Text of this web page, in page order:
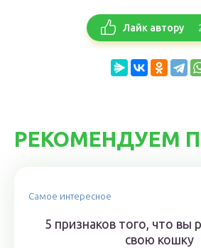
Лайк автору
РЕКОМЕНДУЕМ
Самое интересное
5 признаков того, что вы
свою кошку